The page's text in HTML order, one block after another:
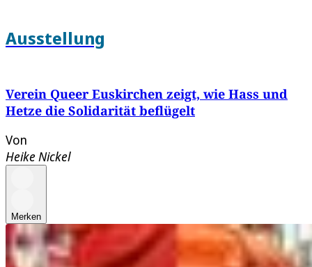
Ausstellung
Verein Queer Euskirchen zeigt, wie Hass und
Hetze die Solidarität beflügelt
Von
Heike Nickel
Merken